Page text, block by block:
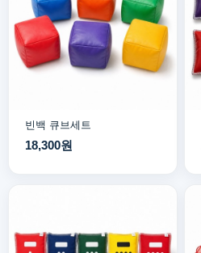
빈백 큐브세트
18,300원